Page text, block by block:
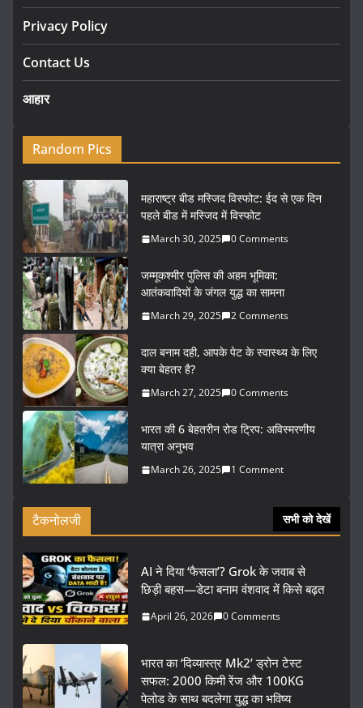
Privacy Policy
Contact Us
आहार
Random Pics
महाराष्ट्र बीड मस्जिद विस्फोट: ईद से एक दिन
पहले बीड में मस्जिद में विस्फोट
March 30, 2025 0 Comments
जम्मूकश्मीर पुलिस की अहम भूमिका:
आतंकवादियों के जंगल युद्ध का सामना
March 29, 2025 2 Comments
दाल बनाम दही, आपके पेट के स्वास्थ्य के लिए
क्या बेहतर है?
March 27, 2025 0 Comments
भारत की 6 बेहतरीन रोड ट्रिप: अविस्मरणीय
यात्रा अनुभव
March 26, 2025 1 Comment
टैकनोलजी सभी को देखें
AI ने दिया ‘फैसला’? Grok के जवाब से
छिड़ी बहस—डेटा बनाम वंशवाद में किसे बढ़त
April 26, 2026 0 Comments
भारत का ‘दिव्यास्त्र Mk2’ ड्रोन टेस्ट
सफल: 2000 किमी रेंज और 100KG
पेलोड के साथ बदलेगा युद्ध का भविष्य